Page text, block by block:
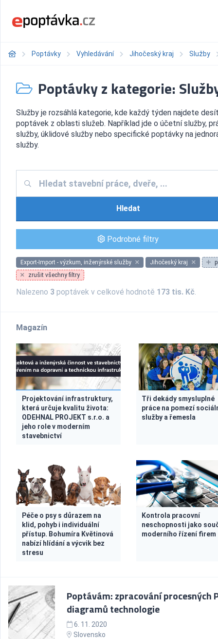
Poptávky Vyhledávání Jihočeský kraj Služby
Poptávky z kategorie:
Služby je rozsáhlá kategorie, kde každý týden najdete
poptávek z oblasti služeb. Například jde o účetní služby,
služby, úklidové služby nebo specifické poptávky na
služby.
Hledat
Podrobné filtry
Export-Import - výzkum, inženýrské služby Jihočeský kraj
zrušit všechny filtry
Nalezeno 3 poptávek v celkové hodnotě 173 tis. Kč.
Magazín
Projektování infrastruktury,
která určuje kvalitu života:
ODEHNAL PROJEKT s.r.o. a
jeho role v moderním
stavebnictví
Tři dekády smysluplné
práce na pomezí
služby a řemesla
Péče o psy s důrazem na
klid, pohyb i individuální
přístup. Bohumíra Květinová
nabízí hlídání a výcvik bez
stresu
Kontrola pracovní
neschopnosti jako
moderního řízení firem
Poptávám: zpracování procesných
diagramů technologie
6. 11. 2020
Slovensko